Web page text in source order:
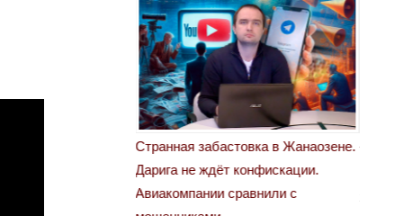
«Новый Казахстан не говорит всей
правды»
29.10.2024 09:00 39623